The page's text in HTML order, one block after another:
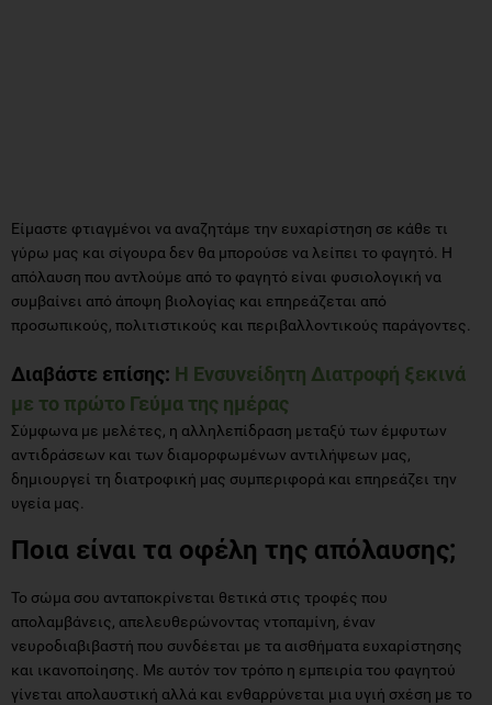
Είμαστε φτιαγμένοι να αναζητάμε την ευχαρίστηση σε κάθε τι
γύρω μας και σίγουρα δεν θα μπορούσε να λείπει το φαγητό. Η
απόλαυση που αντλούμε από το φαγητό είναι φυσιολογική να
συμβαίνει από άποψη βιολογίας και επηρεάζεται από
προσωπικούς, πολιτιστικούς και περιβαλλοντικούς παράγοντες.
Διαβάστε επίσης: Η Ενσυνείδητη Διατροφή ξεκινά
με το πρώτο Γεύμα της ημέρας
Σύμφωνα με μελέτες, η αλληλεπίδραση μεταξύ των έμφυτων
αντιδράσεων και των διαμορφωμένων αντιλήψεων μας,
δημιουργεί τη διατροφική μας συμπεριφορά και επηρεάζει την
υγεία μας.
Ποια είναι τα οφέλη της απόλαυσης;
Το σώμα σου ανταποκρίνεται θετικά στις τροφές που
απολαμβάνεις, απελευθερώνοντας ντοπαμίνη, έναν
νευροδιαβιβαστή που συνδέεται με τα αισθήματα ευχαρίστησης
και ικανοποίησης. Με αυτόν τον τρόπο η εμπειρία του φαγητού
γίνεται απολαυστική αλλά και ενθαρρύνεται μια υγιή σχέση με το